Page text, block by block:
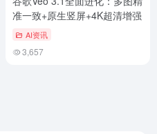
准一致+原生竖屏+4K超清增强
AI资讯
3,657